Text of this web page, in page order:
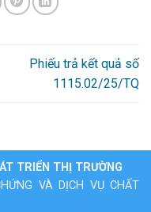
Phiếu trả kết quả số
1115.02/25/TQ
TRIỂN THỊ TRƯỜNG
VÀ DỊCH VỤ CHẤT